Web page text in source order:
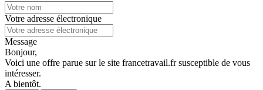
Votre adresse électronique
Message
Bonjour,
Voici une offre parue sur le site francetravail.fr susceptible de vous
intéresser.
A bientôt.